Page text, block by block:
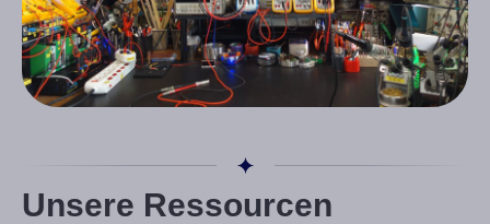
Unsere Ressourcen